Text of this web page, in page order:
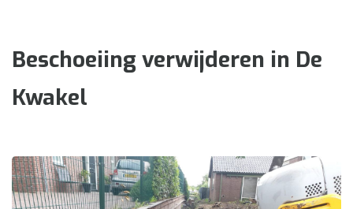
Beschoeiing verwijderen in De
Kwakel